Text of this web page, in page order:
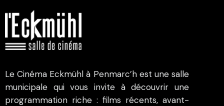
Le Cinéma Eckmühl à Penmarc’h est une salle
municipale qui vous invite à découvrir une
programmation riche : films récents, avant-